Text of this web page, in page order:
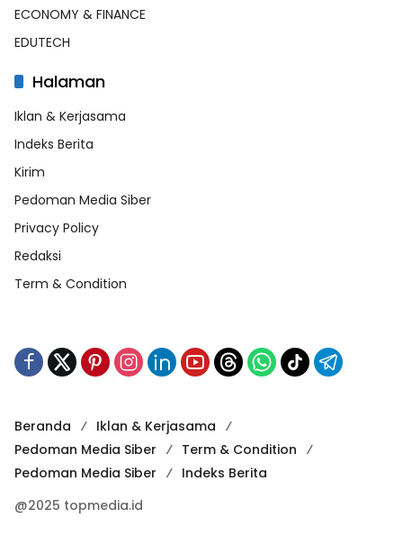
ECONOMY & FINANCE
EDUTECH
Halaman
Iklan & Kerjasama
Indeks Berita
Kirim
Pedoman Media Siber
Privacy Policy
Redaksi
Term & Condition
Beranda
Iklan & Kerjasama
Pedoman Media Siber
Term & Condition
Pedoman Media Siber
Indeks Berita
@2025 topmedia.id